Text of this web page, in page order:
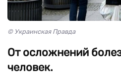
© Украинская Правда
От осложнений
человек.